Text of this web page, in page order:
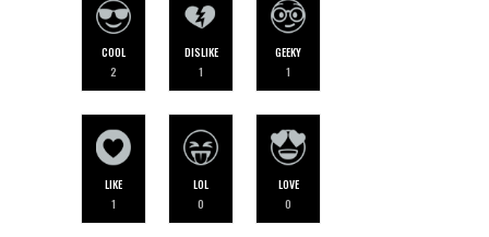
COOL
2
DISLIKE
1
GEEKY
1
LIKE
1
LOL
0
LOVE
0